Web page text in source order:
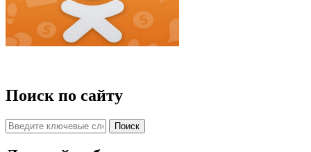
Поиск по сайту